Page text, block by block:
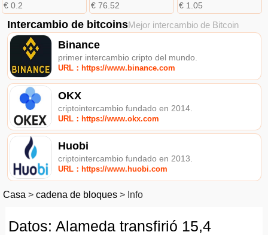
€ 0.2 € 76.52 € 1.05
Intercambio de bitcoinsMejor intercambio de Bitcoin
Binance
primer intercambio cripto del mundo.
URL：https://www.binance.com
OKX
criptointercambio fundado en 2014.
URL：https://www.okx.com
Huobi
criptointercambio fundado en 2013.
URL：https://www.huobi.com
Casa > cadena de bloques > Info
Datos: Alameda transfirió 15,4